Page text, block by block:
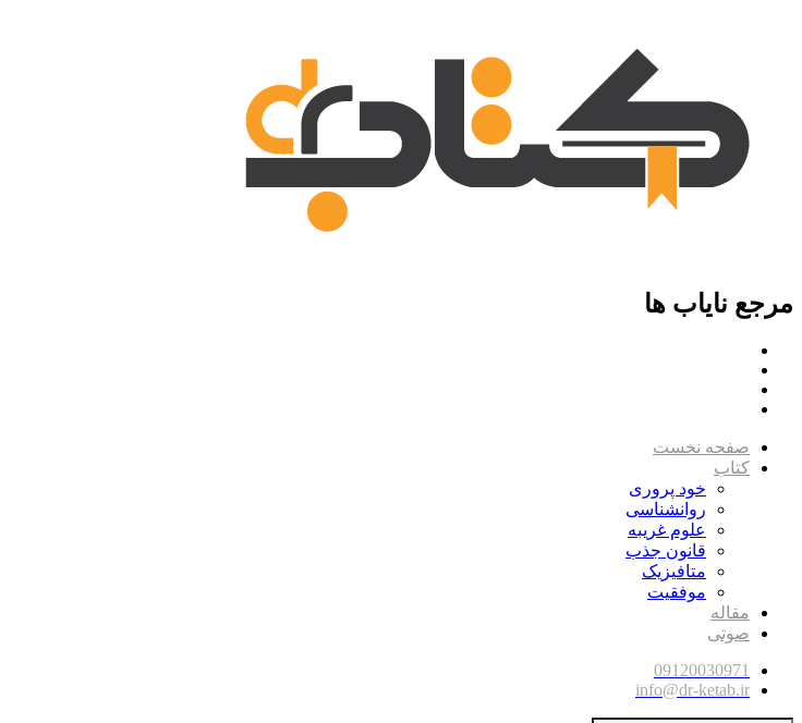
مرجع نایاب ها
صفحه نخست
کتاب
خود پروری
روانشناسی
علوم غریبه
قانون جذب
متافیزیک
موفقیت
مقاله
صوتی
09120030971
info@dr-ketab.ir